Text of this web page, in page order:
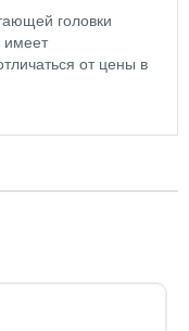
головки
имеет
от цены в